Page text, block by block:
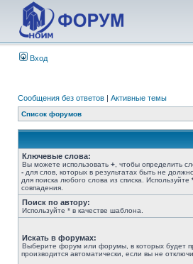
Вход
Сообщения без ответов | Активные темы
Список форумов
Ключевые слова:
Вы можете использовать + , чтобы определить
- для слов, которых в результатах быть не
для поиска любого слова из списка. Используйте
совпадения.
Поиск по автору:
Используйте * в качестве шаблона.
Искать в форумах:
Выберите форум или форумы, в которых будет
производится автоматически, если вы не